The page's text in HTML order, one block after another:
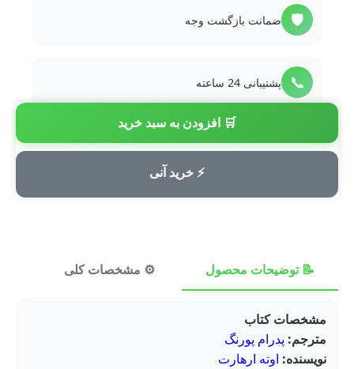
🛒 افزودن به سبد خرید
⚡ خرید آنی
🛡️ ضمانت بازگشت وجه
📞 پشتیبانی 24 ساعته
💳 پرداخت امن
📝 توضیحات محصول ⚙️ مشخصات کلی
مشخصات کتاب
مترجم: پدرام پورنگ
نویسنده: اوته ارهارت